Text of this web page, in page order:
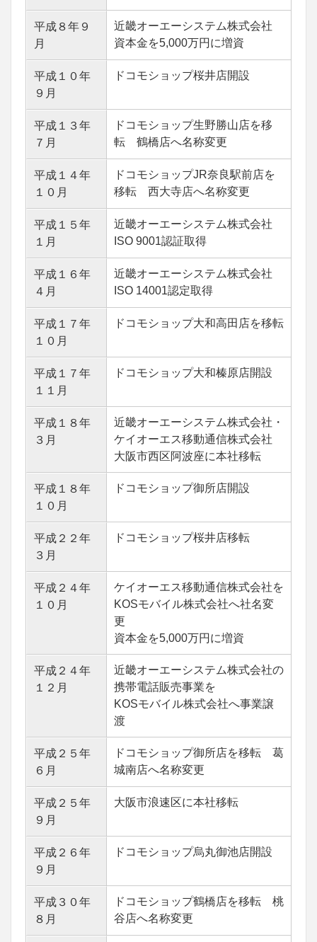
平成８年９
月
近畿オーエーシステム株式会社
資本金を5,000万円に増資
平成１０年
９月
ドコモショップ桜井店開設
平成１３年
７月
ドコモショップ生野勝山店を移
転 鶴橋店へ名称変更
平成１４年
１０月
ドコモショップJR奈良駅前店を
移転 西大寺店へ名称変更
平成１５年
１月
近畿オーエーシステム株式会社
ISO 9001認証取得
平成１６年
４月
近畿オーエーシステム株式会社
ISO 14001認定取得
平成１７年
１０月
ドコモショップ大和高田店を移転
平成１７年
１１月
ドコモショップ大和榛原店開設
平成１８年
３月
近畿オーエーシステム株式会社・
ケイオーエス移動通信株式会社
大阪市西区阿波座に本社移転
平成１８年
１０月
ドコモショップ御所店開設
平成２２年
３月
ドコモショップ桜井店移転
平成２４年
１０月
ケイオーエス移動通信株式会社を
KOSモバイル株式会社へ社名変
更
資本金を5,000万円に増資
平成２４年
１２月
近畿オーエーシステム株式会社の
携帯電話販売事業を
KOSモバイル株式会社へ事業譲
渡
平成２５年
６月
ドコモショップ御所店を移転 葛
城南店へ名称変更
平成２５年
９月
大阪市浪速区に本社移転
平成２６年
９月
ドコモショップ烏丸御池店開設
平成３０年
８月
ドコモショップ鶴橋店を移転 桃
谷店へ名称変更